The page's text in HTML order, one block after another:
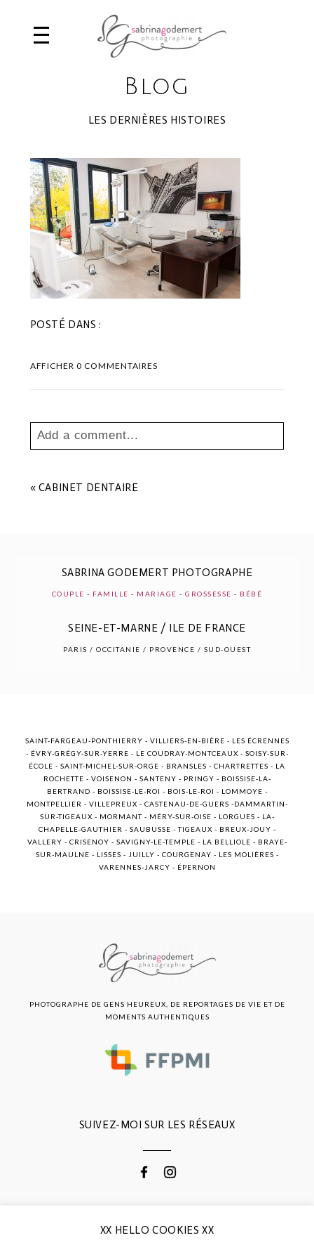
Blog
LES DERNIÈRES HISTOIRES
POSTÉ DANS :
AFFICHER0 COMMENTAIRES
Add a comment...
Les champs marqués sont requis *
POST COMMENT
« CABINET DENTAIRE
SABRINA GODEMERT PHOTOGRAPHE
COUPLE - FAMILLE - MARIAGE -GROSSESSE - BÉBÉ
SEINE-ET-MARNE / ILE DE FRANCE
PARIS / OCCITANIE / PROVENCE / SUD-OUEST
SAINT-FARGEAU-PONTHIERRY - VILLIERS-EN-BIÈRE - LES ÉCRENNES
- ÉVRY-GRÉGY-SUR-YERRE - LE COUDRAY-MONTCEAUX - SOISY-SUR-
ÉCOLE - SAINT-MICHEL-SUR-ORGE - BRANSLES - CHARTRETTES - LA
ROCHETTE - VOISENON - SANTENY - PRINGY - BOISSISE-LA-
BERTRAND - BOISSISE-LE-ROI - BOIS-LE-ROI - LOMMOYE -
MONTPELLIER - VILLEPREUX - CASTENAU-DE-GUERS -DAMMARTIN-
SUR-TIGEAUX - MORMANT - MÉRY-SUR-OISE - LORGUES - LA-
CHAPELLE-GAUTHIER - SAUBUSSE - TIGEAUX - BREUX-JOUY -
VALLERY - CRISENOY - SAVIGNY-LE-TEMPLE - LA BELLIOLE - BRAYE-
SUR-MAULNE - LISSES - JUILLY - COURGENAY - LES MOLIÈRES -
VARENNES-JARCY - ÉPERNON
SUIVEZ-MOI SUR LES RÉSEAUX
PHOTOGRAPHE DE GENS HEUREUX, DE REPORTAGES DE VIE ET DE
MOMENTS AUTHENTIQUES
CONTACTEZ-MOI
XX HELLO COOKIES XX